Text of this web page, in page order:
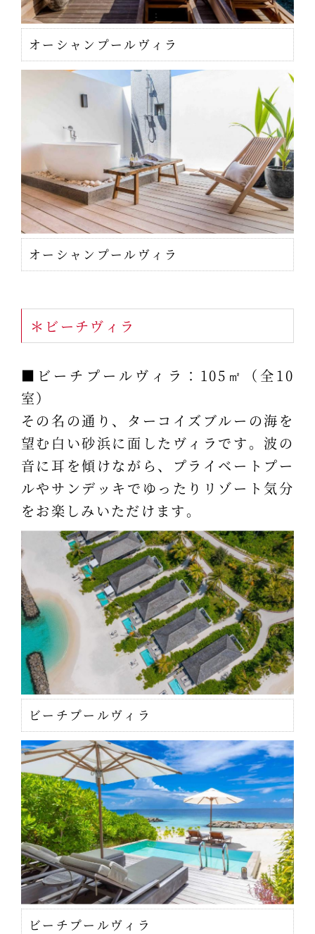
オーシャンプールヴィラ
オーシャンプールヴィラ
＊ビーチヴィラ
■ビーチプールヴィラ：105㎡（全10
室）
その名の通り、ターコイズブルーの海を
望む白い砂浜に面したヴィラです。波の
音に耳を傾けながら、プライベートプー
ルやサンデッキでゆったりリゾート気分
をお楽しみいただけます。
ビーチプールヴィラ
ビーチプールヴィラ